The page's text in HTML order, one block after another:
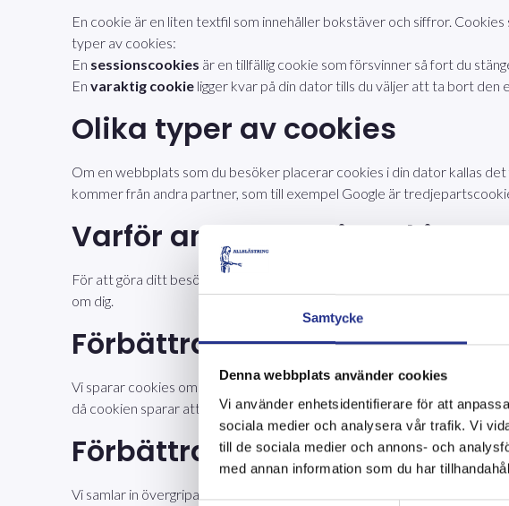
Samtycke
Denna webbplats använder cookies
Vi använder enhetsidentifierare för att
sociala medier och analysera vår trafik. Vi
till de sociala medier och annons- och
med annan information som du har
En cookie är en liten textfil som innehåller bokstäver och siffror.
typer av cookies:
En sessionscookies är en tillfällig cookie som försvinner så fort du
En varaktig cookie ligger kvar på din dator tills du väljer att ta bort den
Olika typer av cookies
Om en webbplats som du besöker placerar cookies i din dator kallas
kommer från andra partner, som till exempel Google är
Varför använder vi cookies?
För att göra ditt besök på vår webbplats så bra som möjligt använder
om dig.
Förbättras upplevelse med
Vi sparar cookies om vilka sidor du besökt hos oss för att skapa en
då cookien sparar att du redan har sett den.
Förbättra webbplatsen med
Vi samlar in övergripande analytics information om hur du använder